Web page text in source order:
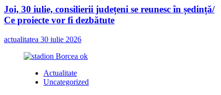
Joi, 30 iulie, consilierii județeni se reunesc în ședință/
Ce proiecte vor fi dezbătute
actualitatea 30 iulie 2026
Actualitate
Uncategorized